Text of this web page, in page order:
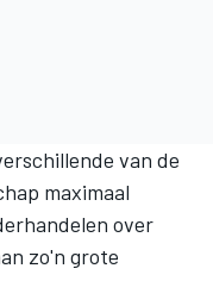
van de
maximaal
over
zo'n grote